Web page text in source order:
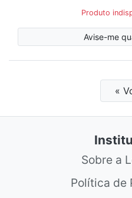
Produto
Avise-me
«
Sobre a
Política de